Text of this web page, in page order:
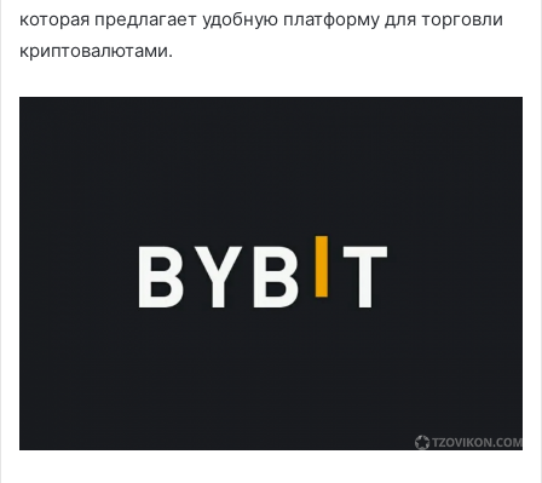
которая предлагает удобную платформу для торговли
криптовалютами.